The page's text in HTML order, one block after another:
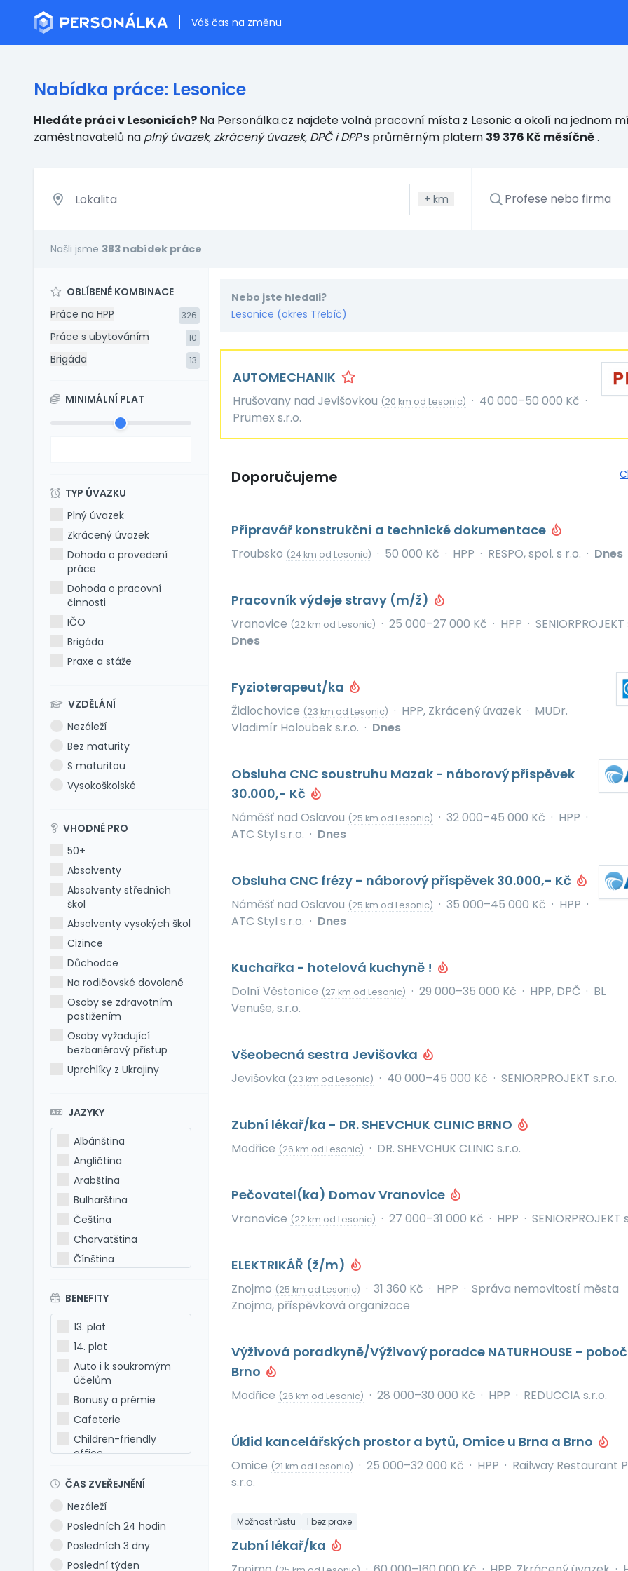
Váš čas na změnu
Nabídka práce: Lesonice
Hledáte práci v Lesonicích? Na Personálka.cz najdete volná pracovní místa z Lesonic a okolí na jednom
zaměstnavatelů na plný úvazek, zkrácený úvazek, DPČ i DPPs průměrným platem 39 376 Kč měsíčně.
+ km
Našli jsme 383 nabídek práce
OBLÍBENÉ KOMBINACE
Práce na HPP
326
Práce s ubytováním 10
Brigáda 13
MINIMÁLNÍ PLAT
TYP ÚVAZKU
Plný úvazek
Zkrácený úvazek
Dohoda o provedení
práce
Dohoda o pracovní
činnosti
IČO
Brigáda
Praxe a stáže
VZDĚLÁNÍ
Nezáleží
Bez maturity
S maturitou
Vysokoškolské
VHODNÉ PRO
50+
Absolventy
Absolventy středních
škol
Absolventy vysokých škol
Cizince
Důchodce
Na rodičovské dovolené
Osoby se zdravotním
postižením
Osoby vyžadující
bezbariérový přístup
Uprchlíky z Ukrajiny
JAZYKY
Albánština
Angličtina
Arabština
Bulharština
Čeština
Chorvatština
Čínština
Francouzština
Hebrejština
Holandština
Italština
Japonština
Latina
Litevština
Lotyšština
Maďarština
Makedonština
Polština
Portugalština
Rumunština
BENEFITY
13. plat
14. plat
Auto i k soukromým
účelům
Bonusy a prémie
Cafeterie
Children-friendly
office
Dovolená 6 týdnů
Dovolená navíc
Firemní akce
ČAS ZVEŘEJNĚNÍ
Nezáleží
Posledních 24 hodin
Posledních 3 dny
Poslední týden
Nebo jste hledali?
Lesonice (okres Třebíč)
AUTOMECHANIK
Hrušovany nad Jevišovkou (20 km od Lesonic) · 40 000–50 000 Kč ·
Prumex s.r.o.
Doporučujeme
Přípravář konstrukční a technické dokumentace
Troubsko (24 km od Lesonic) · 50 000 Kč · HPP · RESPO, spol. s r.o. · Dnes
Pracovník výdeje stravy (m/ž)
Vranovice (22 km od Lesonic) · 25 000–27 000 Kč · HPP · SENIORPROJEKT
Dnes
Fyzioterapeut/ka
Židlochovice (23 km od Lesonic) · HPP, Zkrácený úvazek · MUDr.
Vladimír Holoubek s.r.o. · Dnes
Obsluha CNC soustruhu Mazak - náborový příspěvek
30.000,- Kč
Náměšť nad Oslavou (25 km od Lesonic) · 32 000–45 000 Kč · HPP ·
ATC Styl s.r.o. · Dnes
Obsluha CNC frézy - náborový příspěvek 30.000,- Kč
Náměšť nad Oslavou (25 km od Lesonic) · 35 000–45 000 Kč · HPP ·
ATC Styl s.r.o. · Dnes
Kuchařka - hotelová kuchyně !
Dolní Věstonice (27 km od Lesonic) · 29 000–35 000 Kč · HPP, DPČ · BL
Venuše, s.r.o.
Všeobecná sestra Jevišovka
Jevišovka (23 km od Lesonic) · 40 000–45 000 Kč · SENIORPROJEKT s.r.o.
Zubní lékař/ka - DR. SHEVCHUK CLINIC BRNO
Modřice (26 km od Lesonic) · DR. SHEVCHUK CLINIC s.r.o.
Pečovatel(ka) Domov Vranovice
Vranovice (22 km od Lesonic) · 27 000–31 000 Kč · HPP · SENIORPROJEKT
ELEKTRIKÁŘ (ž/m)
Znojmo (25 km od Lesonic) · 31 360 Kč · HPP · Správa nemovitostí města
Znojma, příspěvková organizace
Výživová poradkyně/Výživový poradce NATURHOUSE -
Brno
Modřice (26 km od Lesonic) · 28 000–30 000 Kč · HPP · REDUCCIA s.r.o.
Úklid kancelářských prostor a bytů, Omice u Brna a Brno
Omice (21 km od Lesonic) · 25 000–32 000 Kč · HPP · Railway Restaurant
s.r.o.
Možnost růstu I bez praxe
Zubní lékař/ka